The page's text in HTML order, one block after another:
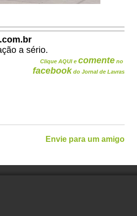
a sério.
Clique AQUI e comente no
facebook do Jornal de Lavras
Envie para um amigo